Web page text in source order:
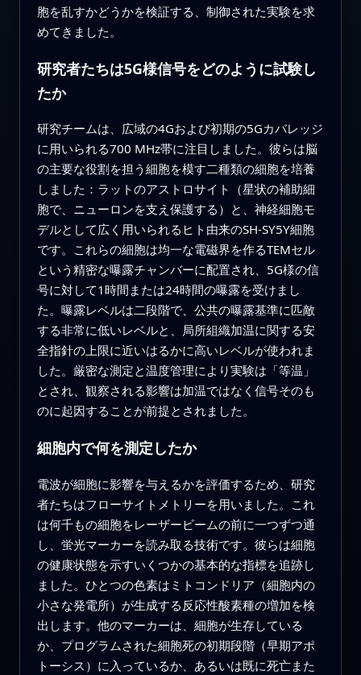
胞を乱すかどうかを検証する、制御された実験を求
めてきました。
研究者たちは5G様信号をどのように試験し
たか
研究チームは、広域の4Gおよび初期の5Gカバレッジ
に用いられる700 MHz帯に注目しました。彼らは脳
の主要な役割を担う細胞を模す二種類の細胞を培養
しました：ラットのアストロサイト（星状の補助細
胞で、ニューロンを支え保護する）と、神経細胞モ
デルとして広く用いられるヒト由来のSH‑SY5Y細胞
です。これらの細胞は均一な電磁界を作るTEMセル
という精密な曝露チャンバーに配置され、5G様の信
号に対して1時間または24時間の曝露を受けまし
た。曝露レベルは二段階で、公共の曝露基準に匹敵
する非常に低いレベルと、局所組織加温に関する安
全指針の上限に近いはるかに高いレベルが使われま
した。厳密な測定と温度管理により実験は「等温」
とされ、観察される影響は加温ではなく信号そのも
のに起因することが前提とされました。
細胞内で何を測定したか
電波が細胞に影響を与えるかを評価するため、研究
者たちはフローサイトメトリーを用いました。これ
は何千もの細胞をレーザービームの前に一つずつ通
し、蛍光マーカーを読み取る技術です。彼らは細胞
の健康状態を示すいくつかの基本的な指標を追跡し
ました。ひとつの色素はミトコンドリア（細胞内の
小さな発電所）が生成する反応性酸素種の増加を検
出します。他のマーカーは、細胞が生存している
か、プログラムされた細胞死の初期段階（早期アポ
トーシス）に入っているか、あるいは既に死亡また